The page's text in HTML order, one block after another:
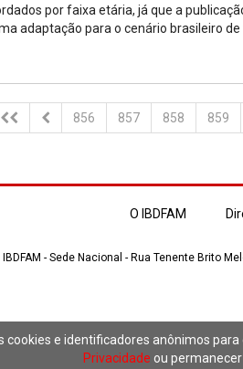
por faixa etária, já que a
adaptação para o cenário brasileiro de
856 857 858 859
cookies e identificadores anônimos
Privacidade ou
O IBDFAM
- Sede Nacional - Rua Tenente Brito